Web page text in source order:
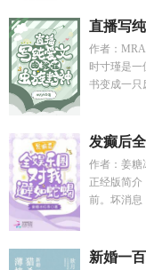
直播写
作者：MRA
时寸瑾是
书变成一只
发癫后
作者：姜糖
正经版简介
前。坏消息
新婚一